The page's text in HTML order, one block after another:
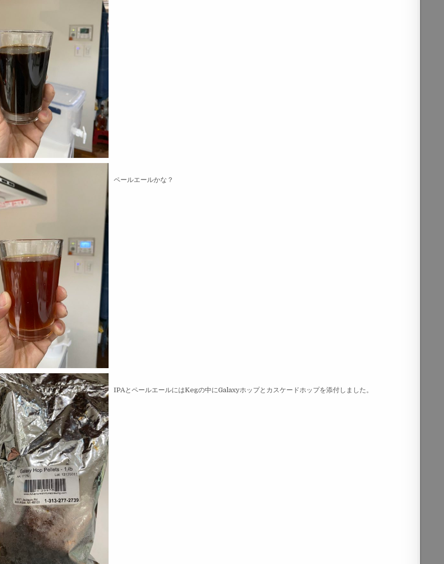
ペールエールかな？
IPAとペールエールにはKegの中にGalaxyホップとカスケードホップを添付しました。